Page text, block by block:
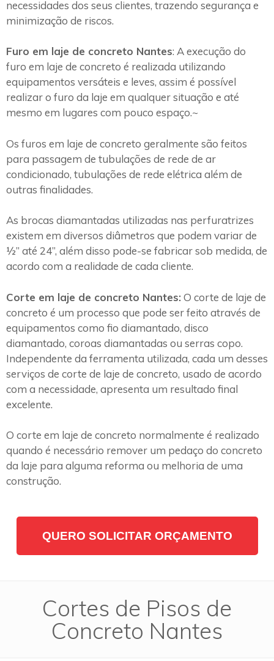
necessidades dos seus clientes, trazendo segurança e
minimização de riscos.
Furo em laje de concreto Nantes: A execução do
furo em laje de concreto é realizada utilizando
equipamentos versáteis e leves, assim é possível
realizar o furo da laje em qualquer situação e até
mesmo em lugares com pouco espaço.~
Os furos em laje de concreto geralmente são feitos
para passagem de tubulações de rede de ar
condicionado, tubulações de rede elétrica além de
outras finalidades.
As brocas diamantadas utilizadas nas perfuratrizes
existem em diversos diâmetros que podem variar de
½” até 24”, além disso pode-se fabricar sob medida, de
acordo com a realidade de cada cliente.
Corte em laje de concreto Nantes: O corte de laje de
concreto é um processo que pode ser feito através de
equipamentos como fio diamantado, disco
diamantado, coroas diamantadas ou serras copo.
Independente da ferramenta utilizada, cada um desses
serviços de corte de laje de concreto, usado de acordo
com a necessidade, apresenta um resultado final
excelente.
O corte em laje de concreto normalmente é realizado
quando é necessário remover um pedaço do concreto
da laje para alguma reforma ou melhoria de uma
construção.
QUERO SOLICITAR ORÇAMENTO
Cortes de Pisos de
Concreto Nantes